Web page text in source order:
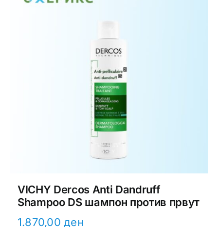
VICHY Dercos Anti Dandruff
Shampoo DS шампон против првут
1.870,00ден